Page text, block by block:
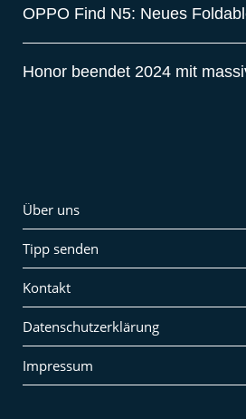
OPPO Find N5: Neues
Honor beendet 2024 mit
Über uns
Tipp senden
Kontakt
Datenschutzerklärung
Impressum